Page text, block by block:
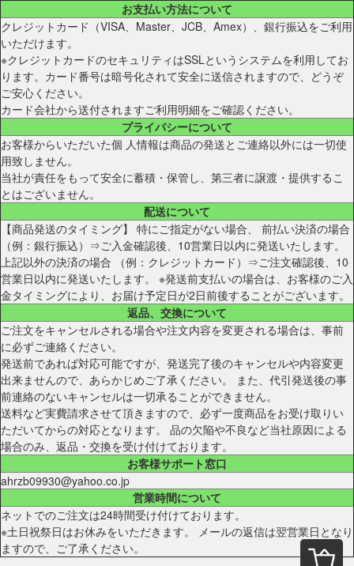
お支払い方法について
クレジットカード（VISA、Master、JCB、Amex）、銀行振込をご利用
いただけます。
※クレジットカードのセキュリティはSSLというシステムを利用してお
ります。カード番号は暗号化されて安全に送信されますので、どうぞ
ご安心ください。
カード会社から送付されますご利用明細をご確認ください。
プライバシーについて
お客様からいただいた個 人情報は商品の発送とご連絡以外には一切使
用致しません。
当社が責任をもって安全に蓄積・保管し、第三者に譲渡・提供するこ
とはございません。
配送について
【商品発送のタイミング】 特にご指定がない場合、 前払い決済の場合
（例：銀行振込）⇒ご入金確認後、10営業日以内に発送いたします。
上記以外の決済の場合 （例：クレジットカード）⇒ご注文確認後、10
営業日以内に発送いたします。 ※発送前支払いの場合は、お客様のご入
金タイミングにより、お届け予定日が2日前後することがございます。
返品、交換について
ご注文をキャンセルされる場合や注文内容を変更される場合は、事前
に必ずご連絡ください。
発送前であれば対応可能ですが、発送完了後のキャンセルや内容変更
出来ませんので、あらかじめご了承ください。 また、代引発送後の事
前連絡のないキャンセルは一切承ることができません。
送料など実費請求させて頂きますので、必ず一度商品をお受け取りい
ただいてからの対応となります。 品の欠陥や不良など当社原因による
場合のみ、返品・交換を受け付けております。
お客様サポート窓口
ahrzb09930@yahoo.co.jp
営業時間について
ネットでのご注文は24時間受け付けております。
※土日祝祭日はお休みをいただきます。 メールの返信は翌営業日となり
ますので、ご了承ください。